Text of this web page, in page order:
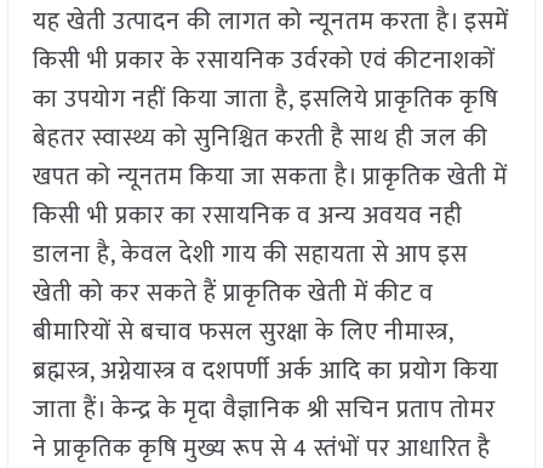
यह खेती उत्पादन की लागत को न्यूनतम करता है। इसमें
किसी भी प्रकार के रसायनिक उर्वरको एवं कीटनाशकों
का उपयोग नहीं किया जाता है, इसलिये प्राकृतिक कृषि
बेहतर स्वास्थ्य को सुनिश्चित करती है साथ ही जल की
खपत को न्यूनतम किया जा सकता है। प्राकृतिक खेती में
किसी भी प्रकार का रसायनिक व अन्य अवयव नही
डालना है, केवल देशी गाय की सहायता से आप इस
खेती को कर सकते हैं प्राकृतिक खेती में कीट व
बीमारियों से बचाव फसल सुरक्षा के लिए नीमास्त्र,
ब्रह्मस्त्र, अग्नेयास्त्र व दशपर्णी अर्क आदि का प्रयोग किया
जाता हैं। केन्द्र के मृदा वैज्ञानिक श्री सचिन प्रताप तोमर
ने प्राकृतिक कृषि मुख्य रूप से 4 स्तंभों पर आधारित है